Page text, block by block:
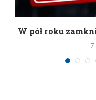
W pół roku